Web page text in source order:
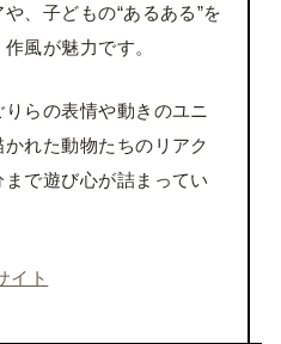
、子どもの“あるある”を
風が魅力です。
りらの表情や動きのユニ
れた動物たちのリアク
で遊び心が詰まってい
イト